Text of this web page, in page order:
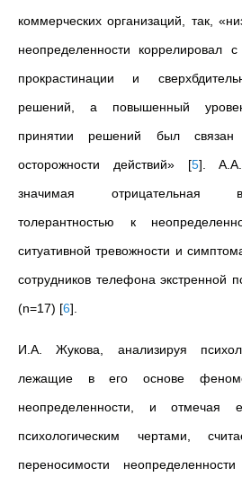
коммерческих организаций, так,
неопределенности коррелировал
прокрастинации и
решений, а повышенный
принятии решений был
осторожности действий» [5] . А.А.
значимая отрицательная
толерантностью к
ситуативной тревожности и
сотрудников телефона экстренной
(n=17) [6]
И.А.
Жукова, анализируя
лежащие в его основе
неопределенности, и отмечая
психологическим чертами,
переносимости